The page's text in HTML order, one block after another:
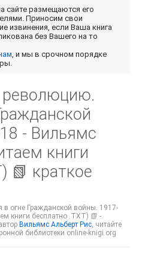
сайте размещаются его
Приносим свои
извинения, если Ваша книга
без Вашего на то
, и мы в срочном порядке
революцию.
- Вильямс
книги
📗 краткое
в огне Гражданской войны. 1917-
книги бесплатно .TXT) 📗 -
Вильямс Альберт Рис, читайте
библиотеки online-knigi.org